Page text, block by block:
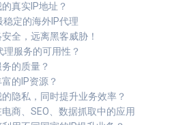
真实IP地址？
定的海外IP代理
全，远离黑客威胁！
服务的可用性？
的质量？
的IP资源？
隐私，同时提升业务效率？
商、SEO、数据抓取中的应用